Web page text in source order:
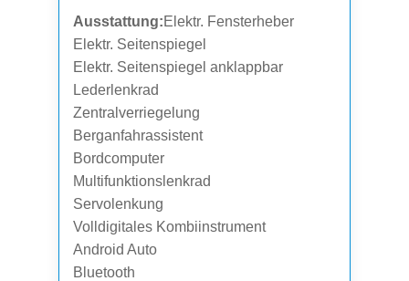
Ausstattung:Elektr. Fensterheber
Elektr. Seitenspiegel
Elektr. Seitenspiegel anklappbar
Lederlenkrad
Zentralverriegelung
Berganfahrassistent
Bordcomputer
Multifunktionslenkrad
Servolenkung
Volldigitales Kombiinstrument
Android Auto
Bluetooth